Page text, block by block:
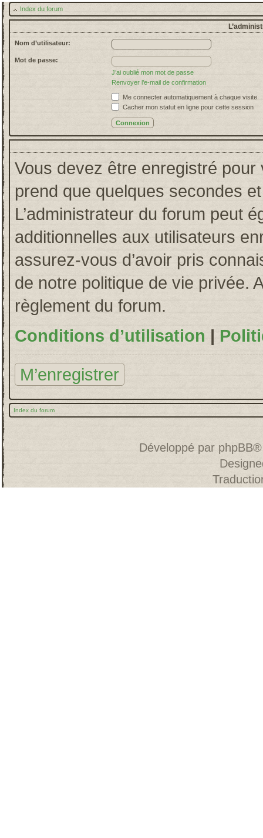
Index du forum
Nom d’utilisateur:
Mot de passe:
J’ai oublié mon mot de passe
Renvoyer l’e-mail de confirmation
Me connecter automatiquement à chaque visite
Cacher mon statut en ligne pour cette session
Vous devez être enregistré pour
prend que quelques secondes
L’administrateur du forum peut
additionnelles aux utilisateurs
assurez-vous d’avoir pris
de notre politique de vie privée.
règlement du forum.
Conditions d’utilisation |
M’enregistrer
Index du forum
Développé par phpBB®